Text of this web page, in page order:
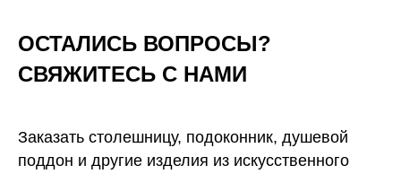
ОСТАЛИСЬ ВОПРОСЫ?
СВЯЖИТЕСЬ С НАМИ
Заказать столешницу, подоконник, душевой
поддон и другие изделия из искусственного